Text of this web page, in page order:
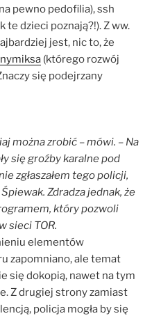
pewno pedofilia), ssh
te dzieci poznają?!). Z ww.
jest, nic to, że
(którego rozwój
się podejrzany
można zrobić – mówi. – Na
się groźby karalne pod
zgłaszałem tego policji,
Zdradza jednak, że
który pozwoli
sieci TOR.
elementów
zapomniano, ale temat
się dokopią, nawet na tym
Z drugiej strony zamiast
policja mogła by się